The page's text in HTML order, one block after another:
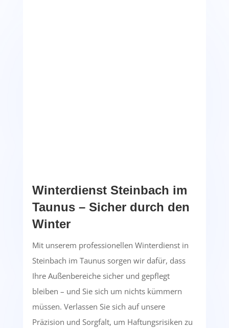
Winterdienst Steinbach im
Taunus – Sicher durch den
Winter
Mit unserem professionellen Winterdienst in
Steinbach im Taunus sorgen wir dafür, dass
Ihre Außenbereiche sicher und gepflegt
bleiben – und Sie sich um nichts kümmern
müssen. Verlassen Sie sich auf unsere
Präzision und Sorgfalt, um Haftungsrisiken zu